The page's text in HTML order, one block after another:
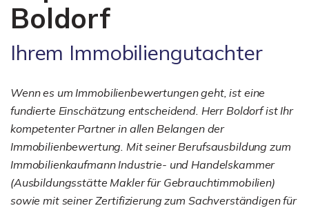
Boldorf
Ihrem Immobiliengutachter
Wenn es um Immobilienbewertungen geht, ist eine
fundierte Einschätzung entscheidend. Herr Boldorf ist Ihr
kompetenter Partner in allen Belangen der
Immobilienbewertung. Mit seiner Berufsausbildung zum
Immobilienkaufmann Industrie- und Handelskammer
(Ausbildungsstätte Makler für Gebrauchtimmobilien)
sowie mit seiner Zertifizierung zum Sachverständigen für